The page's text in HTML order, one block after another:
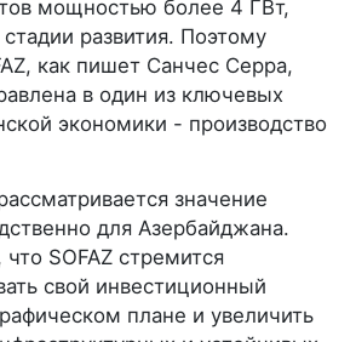
мощностью более 4 ГВт,
развития. Поэтому
как пишет Санчес Серра,
в один из ключевых
экономики - производство
значение
для Азербайджана.
SOFAZ стремится
свой инвестиционный
плане и увеличить